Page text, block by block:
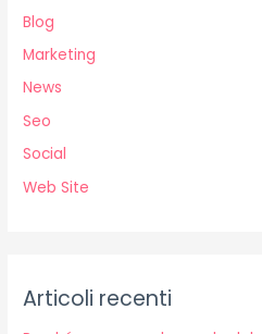
Blog
Marketing
News
Seo
Social
Web Site
Articoli recenti